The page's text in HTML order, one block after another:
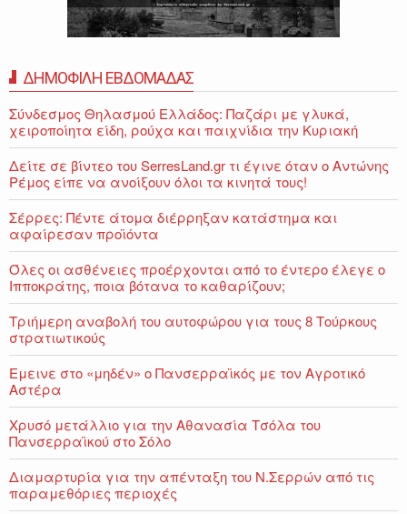
ΔΗΜΟΦΙΛΗ ΕΒΔΟΜΑΔΑΣ
Σύνδεσμος Θηλασμού Ελλάδος: Παζάρι με γλυκά,
χειροποίητα είδη, ρούχα και παιχνίδια την Κυριακή
Δείτε σε βίντεο του SerresLand.gr τι έγινε όταν ο Αντώνης
Ρέμος είπε να ανοίξουν όλοι τα κινητά τους!
Σέρρες: Πέντε άτομα διέρρηξαν κατάστημα και
αφαίρεσαν προϊόντα
Όλες οι ασθένειες προέρχονται από το έντερο έλεγε ο
Ιπποκράτης, ποια βότανα το καθαρίζουν;
Τριήμερη αναβολή του αυτοφώρου για τους 8 Τούρκους
στρατιωτικούς
Εμεινε στο «μηδέν» o Πανσερραϊκός με τον Αγροτικό
Αστέρα
Χρυσό μετάλλιο για την Αθανασία Τσόλα του
Πανσερραϊκού στο Σόλο
Διαμαρτυρία για την απένταξη του Ν.Σερρών από τις
παραμεθόριες περιοχές